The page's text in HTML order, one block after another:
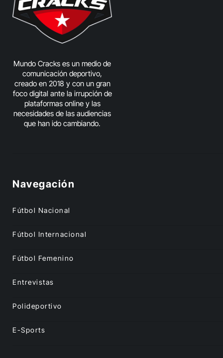
Mundo Cracks es un medio de
comunicación deportivo,
creado en 2018 y con un gran
foco digital ante la irrupción de
plataformas online y las
necesidades de las audiencias
que han ido cambiando.
Navegación
Fútbol Nacional
Fútbol Internacional
Fútbol Femenino
Entrevistas
Polideportivo
E-Sports